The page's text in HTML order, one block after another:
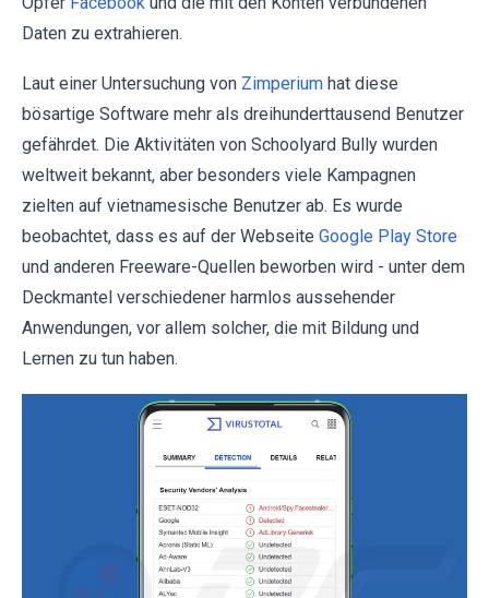
Daten zu extrahieren.
Laut einer Untersuchung von Zimperium hat diese
bösartige Software mehr als dreihunderttausend Benutzer
gefährdet. Die Aktivitäten von Schoolyard Bully wurden
weltweit bekannt, aber besonders viele Kampagnen
zielten auf vietnamesische Benutzer ab. Es wurde
beobachtet, dass es auf der Webseite Google Play Store
und anderen Freeware-Quellen beworben wird - unter dem
Deckmantel verschiedener harmlos aussehender
Anwendungen, vor allem solcher, die mit Bildung und
Lernen zu tun haben.